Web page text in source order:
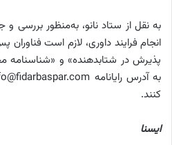
به نقل از ستاد نانو، به‌منظور
انجام فرایند داوری، لازم است
پذیرش در شتابدهنده» و
کنند.
ایسنا